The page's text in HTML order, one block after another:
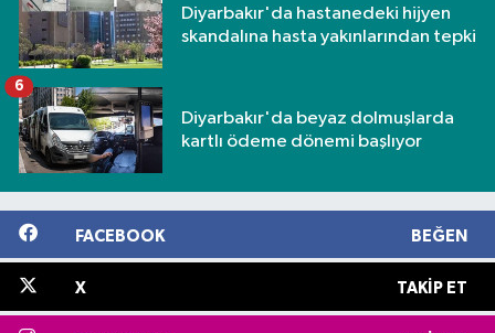
Diyarbakır'da hastanedeki hijyen
skandalına hasta yakınlarından tepki
Diyarbakır'da beyaz dolmuşlarda
kartlı ödeme dönemi başlıyor
6
FACEBOOK BEĞEN
X TAKIP ET